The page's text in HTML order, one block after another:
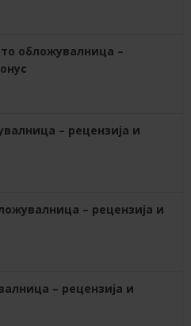
обложувалница –
– рецензија и
– рецензија и
– рецензија и